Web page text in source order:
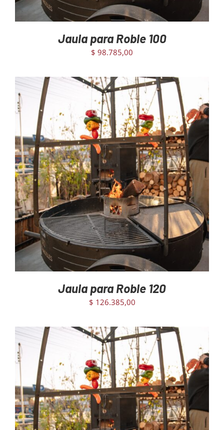
Jaula para Roble 100
$ 98.785,00
AGREGAR AL CARRITO / DETAILS
Jaula para Roble 120
$ 126.385,00
AGREGAR AL CARRITO / DETAILS